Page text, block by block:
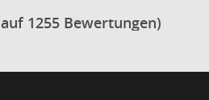
1255 Bewertungen)